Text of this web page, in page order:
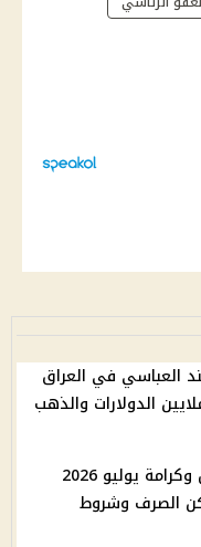
العباسي في العراق
الدولارات والذهب
موعد صرف معاش تكافل وكرامة يوليو 2026
الصرف وشروط